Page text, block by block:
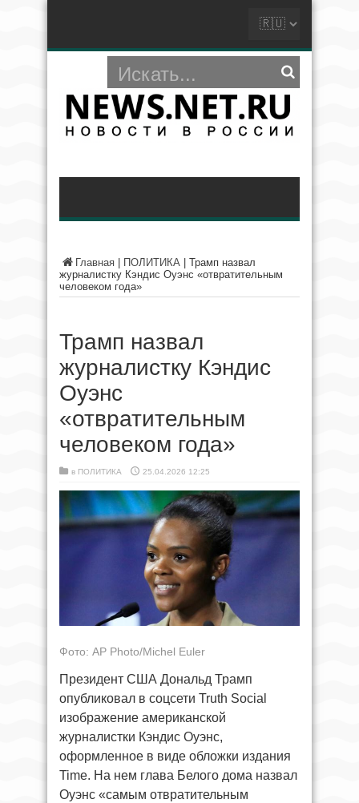
Главная ПОЛИТИКА
Трамп назвал
журналистку Кэндис Оуэнс «отвратительным
человеком года»
Трамп назвал
журналистку Кэндис
Оуэнс
«отвратительным
человеком года»
в ПОЛИТИКА 25.04.2026 12:25
Фото: AP Photo/Michel Euler
Президент США Дональд Трамп
опубликовал в соцсети Truth Social
изображение американской
журналистки Кэндис Оуэнс,
оформленное в виде обложки издания
Time. На нем глава Белого дома назвал
Оуэнс «самым отвратительным